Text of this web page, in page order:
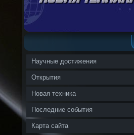
Научные достижения
Открытия
Новая техника
Последние события
Карта сайта